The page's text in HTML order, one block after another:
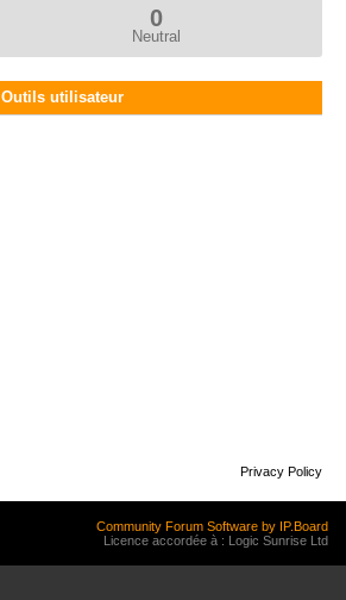
0
Neutral
Outils utilisateur
Privacy Policy
Community Forum Software by IP.Board
Licence accordée à : Logic Sunrise Ltd